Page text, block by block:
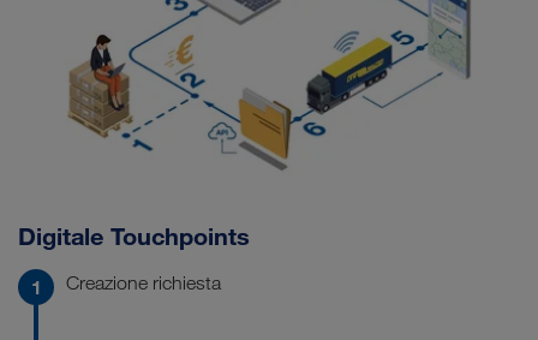
Digitale Touchpoints
Creazione richiesta